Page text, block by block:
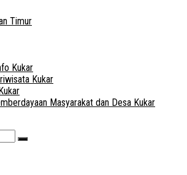
Timur
Kukar
Kukar
Masyarakat dan Desa Kukar